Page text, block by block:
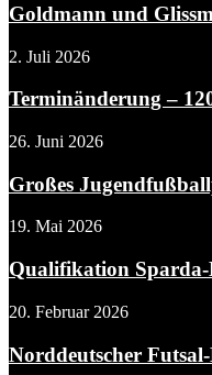
Goldmann und
2. Juli 2026
Terminänderung –
26. Juni 2026
Großes
19. Mai 2026
Qualifikation
20. Februar 2026
Norddeutscher